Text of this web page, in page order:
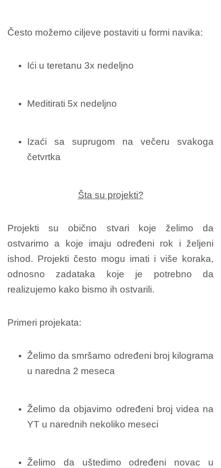
Često možemo ciljeve postaviti u formi navika:
Ići u teretanu 3x nedeljno
Meditirati 5x nedeljno
Izaći sa suprugom na večeru svakoga
četvrtka
Šta su projekti?
Projekti su obično stvari koje želimo da
ostvarimo a koje imaju određeni rok i željeni
ishod. Projekti često mogu imati i više koraka,
odnosno zadataka koje je potrebno da
realizujemo kako bismo ih ostvarili.
Primeri projekata:
Želimo da smršamo određeni broj kilograma
u naredna 2 meseca
Želimo da objavimo određeni broj videa na
YT u narednih nekoliko meseci
Želimo da uštedimo određeni novac u